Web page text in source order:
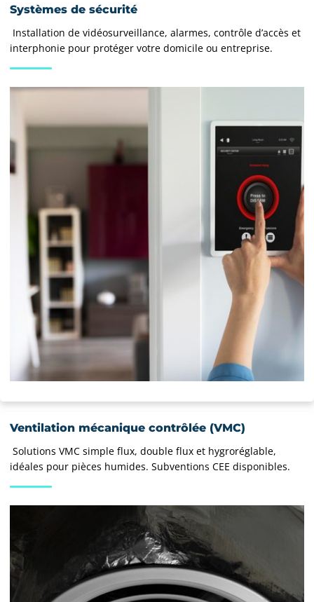
Systèmes de sécurité
Installation de vidéosurveillance, alarmes, contrôle d’accès et
interphonie pour protéger votre domicile ou entreprise.
Ventilation mécanique contrôlée (VMC)
Solutions VMC simple flux, double flux et hygroréglable,
idéales pour pièces humides. Subventions CEE disponibles.